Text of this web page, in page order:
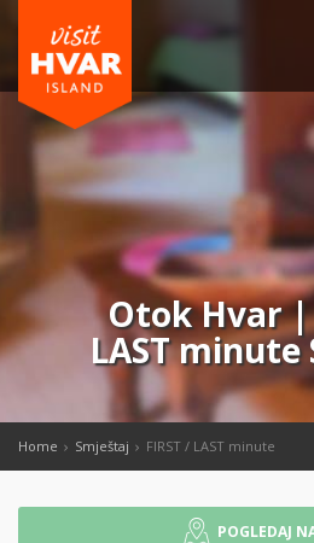
Otok Hvar |
LAST
Home Smještaj FIRST / LAST minute
POGLEDAJ